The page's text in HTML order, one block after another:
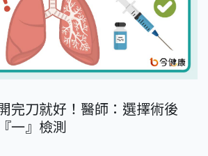
完刀就好！醫師：選擇術後
一』檢測